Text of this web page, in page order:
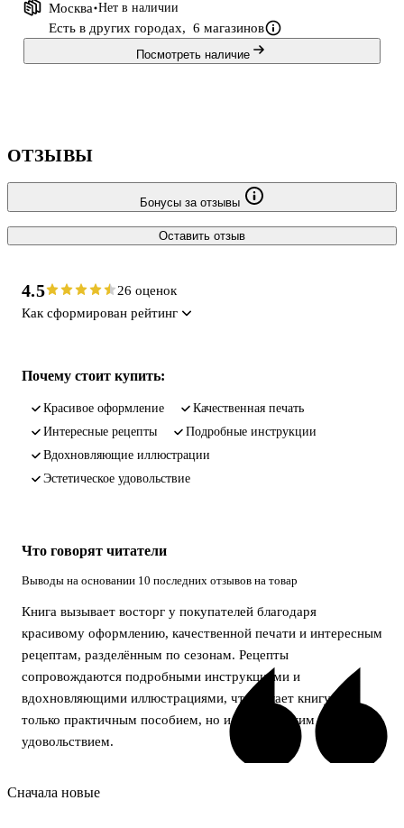
лету и наслаждаться струящимися из нее ароматами и чудесной
выпечкой,
Москва Нет в наличии
Есть в других городах, 6 магазинов
Посмотреть наличие
ОТЗЫВЫ
Бонусы за отзывы
Оставить отзыв
4.5
26 оценок
Как сформирован рейтинг
Почему стоит купить:
красивое оформление
качественная печать
интересные рецепты
подробные инструкции
вдохновляющие иллюстрации
эстетическое удовольствие
Что говорят читатели
Выводы на основании 10 последних отзывов на товар
Книга вызывает восторг у покупателей благодаря
красивому оформлению, качественной печати и интересным
рецептам, разделённым по сезонам. Рецепты
сопровождаются подробными инструкциями и
вдохновляющими иллюстрациями, что делает книгу не
только практичным пособием, но и эстетическим
удовольствием.
Сначала новые